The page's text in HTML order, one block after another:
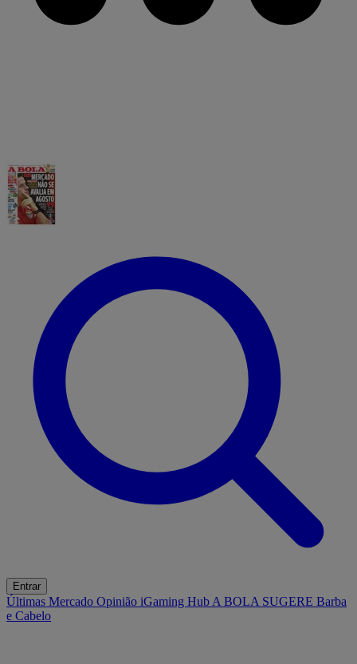
Entrar
Últimas Mercado Opinião iGaming Hub A BOLA SUGERE Barba
e Cabelo